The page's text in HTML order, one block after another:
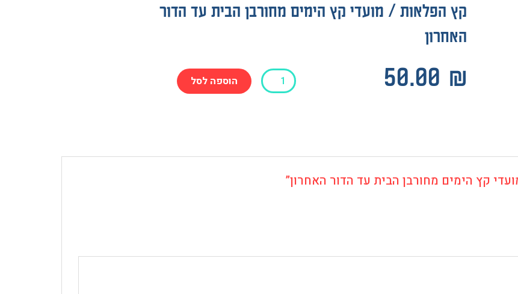
קץ הפלאות / מועדי קץ הימים מחורבן הבית עד הדור
האחרון
50.00 ₪
כמות
של
קץ
קץ
הימים
מחורבן
האחרון
הוספה לסל
קץ הימים מחורבן הבית עד הדור האחרון”